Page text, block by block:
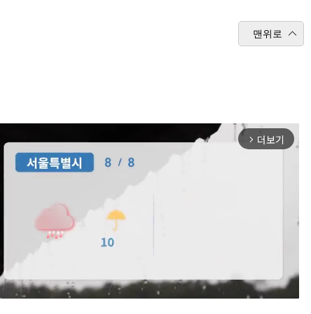
맨위로
arrow_forward_ios 더보기